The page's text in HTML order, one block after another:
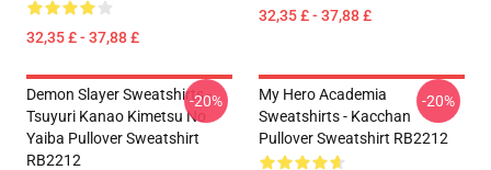
32,35 £ - 37,88 £
32,35 £ - 37,88 £
Demon Slayer Sweatshirts -
Tsuyuri Kanao Kimetsu No
Yaiba Pullover Sweatshirt
RB2212
-20%
My Hero Academia
Sweatshirts - Kacchan
Pullover Sweatshirt RB2212
-20%